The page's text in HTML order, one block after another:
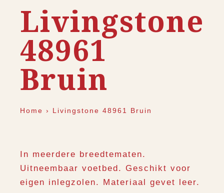
Livingstone
48961
Bruin
Home › Livingstone 48961 Bruin
In meerdere breedtematen.
Uitneembaar voetbed. Geschikt voor
eigen inlegzolen. Materiaal gevet leer.